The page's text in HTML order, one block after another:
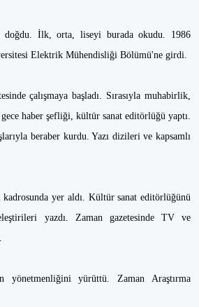
doğdu. İlk, orta, liseyi burada okudu. 1986
Elektrik Mühendisliği Bölümü'ne girdi.
çalışmaya başladı. Sırasıyla muhabirlik,
gece haber şefliği, kültür sanat editörlüğü yaptı.
beraber kurdu. Yazı dizileri ve kapsamlı
yer aldı. Kültür sanat editörlüğünü
yazdı. Zaman gazetesinde TV ve
yönetmenliğini yürüttü. Zaman Araştırma